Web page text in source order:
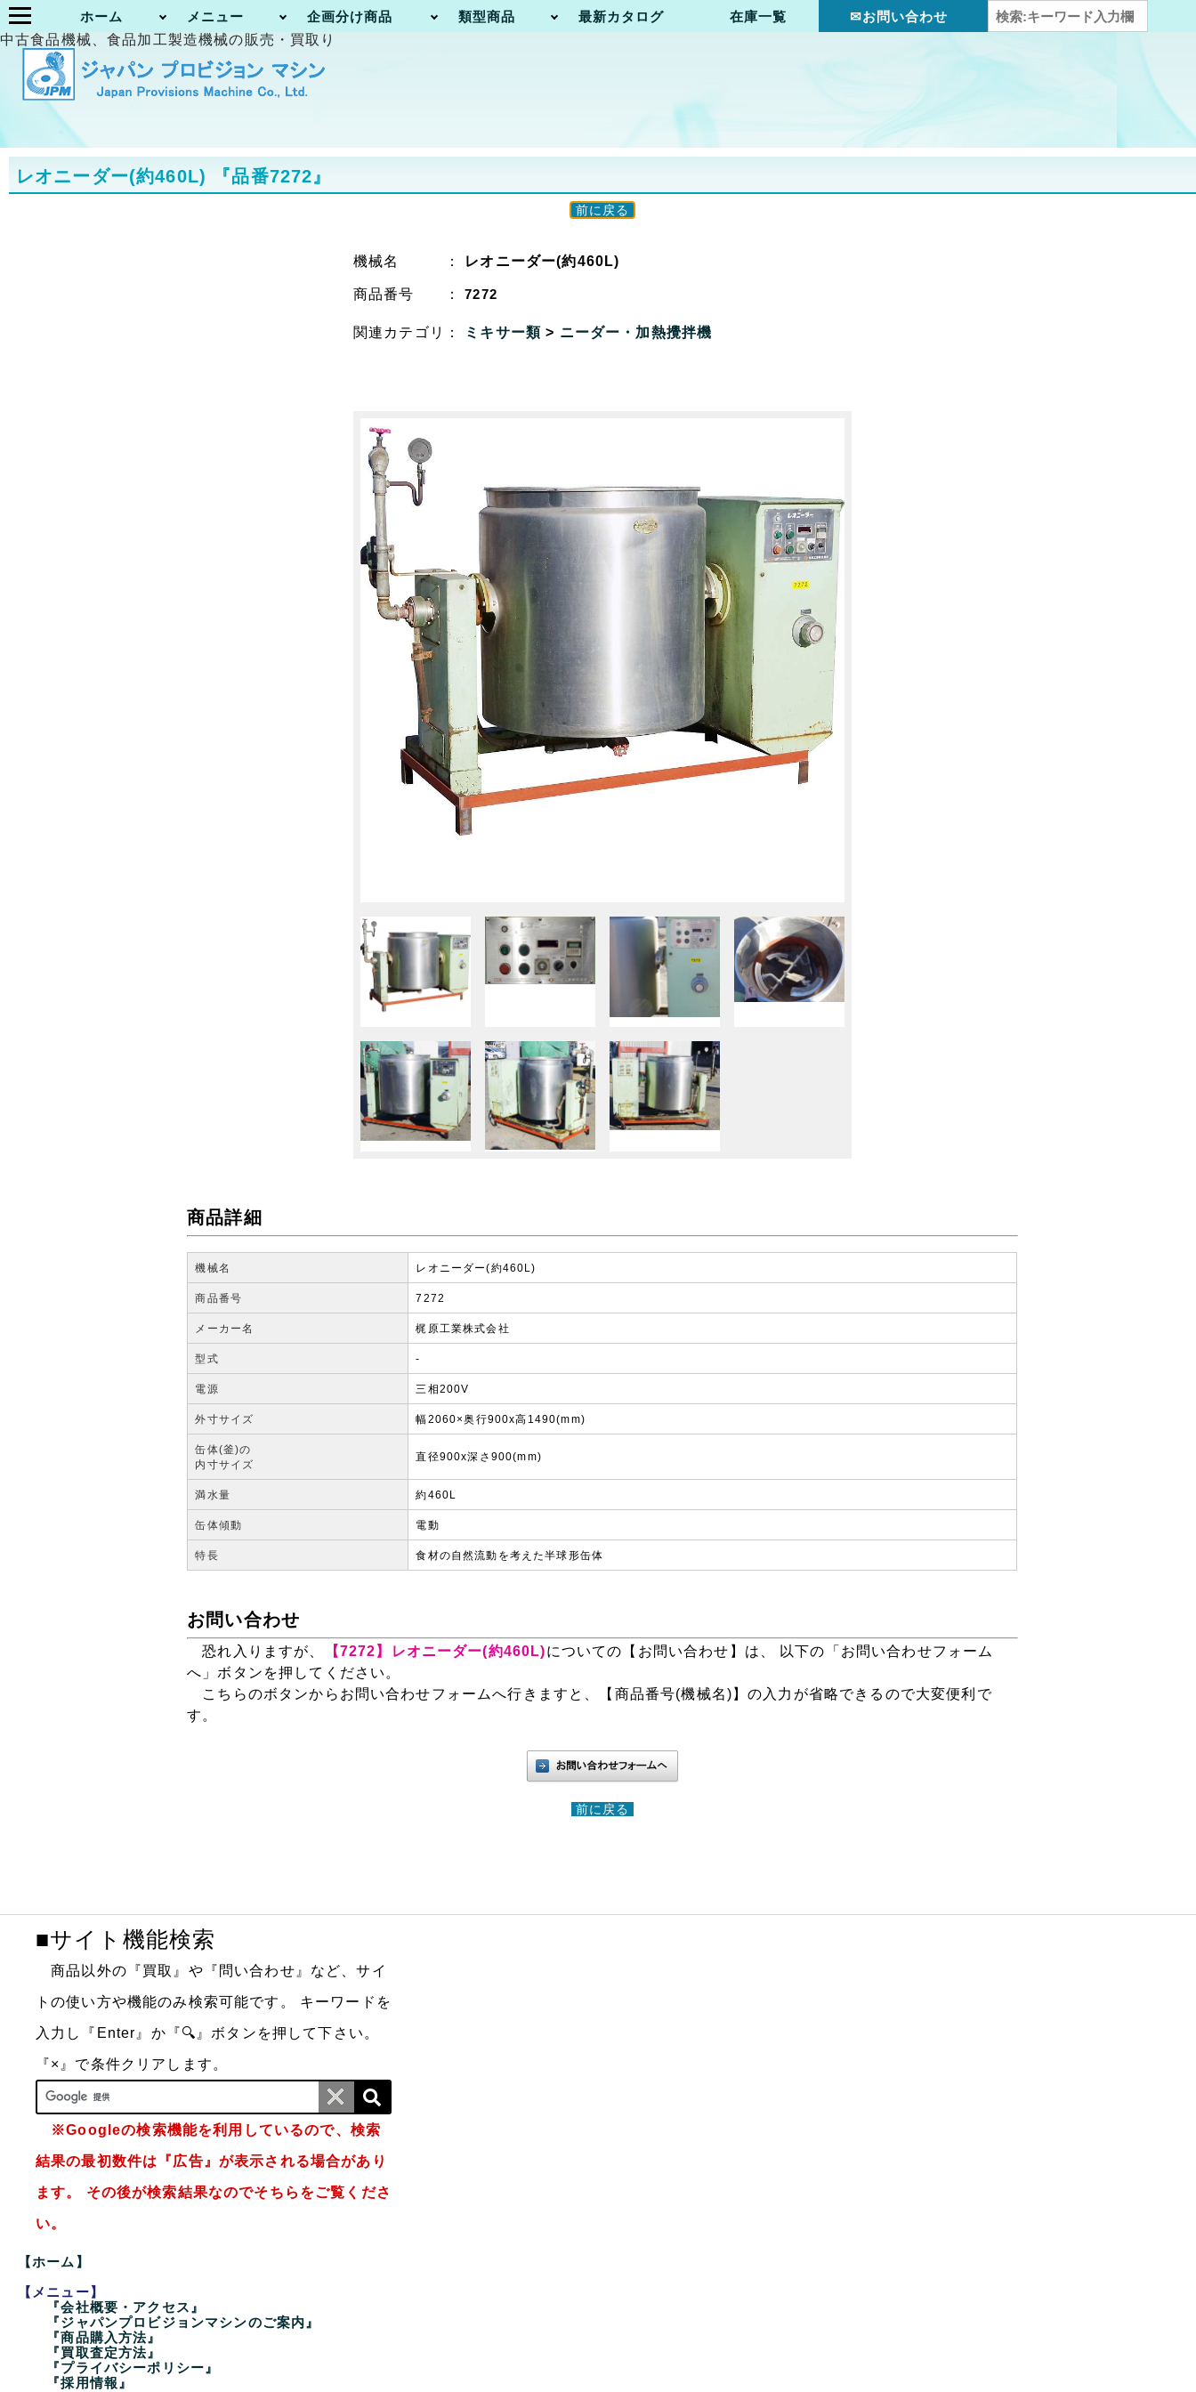
ホーム メニュー 企画分け商品 類型商品 最新カタログ 在庫一覧
✉お問い合わせ
中古食品機械、食品加工製造機械の販売・買取り
レオニーダー(約460L) 『品番7272』
前に戻る
機械名 ： レオニーダー(約460L)
商品番号 ：7272
関連カテゴリ： ミキサー類> ニーダー・加熱攪拌機
商品詳細
機械名 レオニーダー(約460L)
商品番号 7272
メーカー名 梶原工業株式会社
型式 -
電源 三相200V
外寸サイズ 幅2060×奥行900x高1490(mm)
缶体(釜)の
内寸サイズ
直径900x深さ900(mm)
満水量 約460L
缶体傾動 電動
特長 食材の自然流動を考えた半球形缶体
お問い合わせ
恐れ入りますが、 【7272】レオニーダー(約460L)についての【お問い合わせ】は、 以下の「お問い合わせフォーム
へ」ボタンを押してください。
こちらのボタンからお問い合わせフォームへ行きますと、【商品番号(機械名)】の入力が省略できるので大変便利で
す。
前に戻る
■サイト機能検索
商品以外の『買取』や『問い合わせ』など、サイ
トの使い方や機能のみ検索可能です。 キーワードを
入力し『Enter』か『🔍』ボタンを押して下さい。
『×』で条件クリアします。
※Googleの検索機能を利用しているので、検索
結果の最初数件は『広告』が表示される場合があり
ます。 その後が検索結果なのでそちらをご覧くださ
い。
【ホーム】
【メニュー】
『会社概要・アクセス』
『ジャパンプロビジョンマシンのご案内』
『商品購入方法』
『買取査定方法』
『プライバシーポリシー』
『採用情報』